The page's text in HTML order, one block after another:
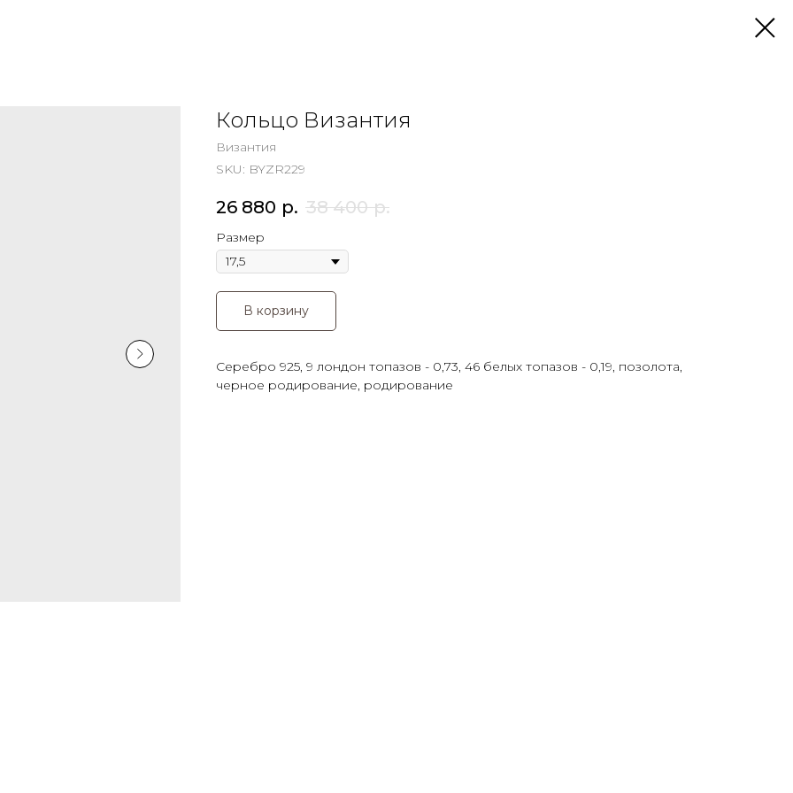
Кольцо Византия
Византия
SKU: BYZR229
26 880 р. 38 400 р.
Размер
В корзину
Серебро 925, 9 лондон топазов - 0,73, 46 белых топазов - 0,19, позолота,
черное родирование, родирование